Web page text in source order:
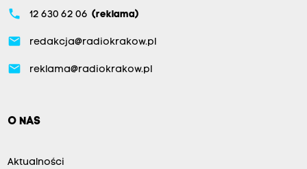
phone 12 630 62 06 (reklama)
email redakcja@radiokrakow.pl
email reklama@radiokrakow.pl
O NAS
Aktualności